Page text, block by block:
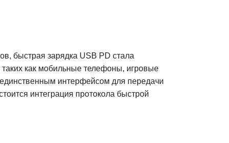
быстрая зарядка USB PD стала
как мобильные телефоны, игровые
интерфейсом для передачи
интеграция протокола быстрой